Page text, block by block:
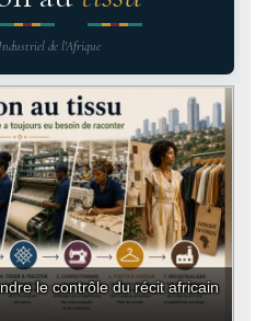
de l'Afrique
le contrôle du récit africain